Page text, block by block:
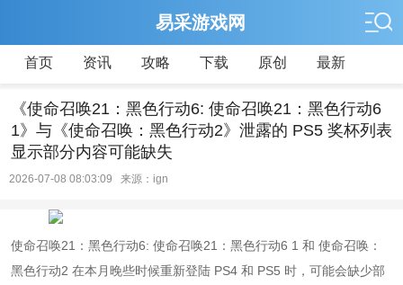
易采游戏网
首页 资讯 攻略 下载 原创 最新
《使命召唤21：黑色行动6: 使命召唤21：黑色行动6
1》与《使命召唤：黑色行动2》泄露的 PS5 奖杯列表
显示部分内容可能缺失
2026-07-08 08:03:09 来源：ign
使命召唤21：黑色行动6: 使命召唤21：黑色行动6 1 和 使命召唤：
黑色行动2 在本月晚些时候重新登陆 PS4 和 PS5 时，可能会缺少部